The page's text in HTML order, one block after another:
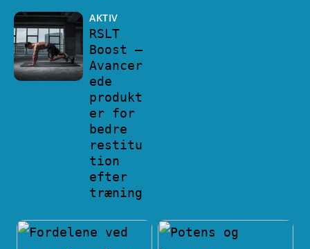
AKTIV
RSLT
Boost –
Avancer
ede
produkt
er for
bedre
restitu
tion
efter
træning